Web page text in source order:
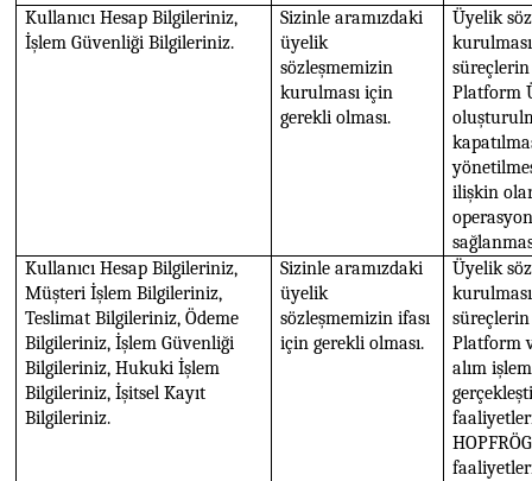
Kullanıcı Hesap Bilgileriniz,
İşlem Güvenliği Bilgileriniz.
Sizinle aramızdaki
üyelik
sözleşmemizin
kurulması için
gerekli olması.
Üyelik
Platform
ilişkin
Kullanıcı Hesap Bilgileriniz,
Müşteri İşlem Bilgileriniz,
Teslimat Bilgileriniz, Ödeme
Bilgileriniz, İşlem Güvenliği
Bilgileriniz, Hukuki İşlem
Bilgileriniz, İşitsel Kayıt
Bilgileriniz.
Sizinle aramızdaki
üyelik
sözleşmemizin ifası
için gerekli olması.
Üyelik
Platform
alım